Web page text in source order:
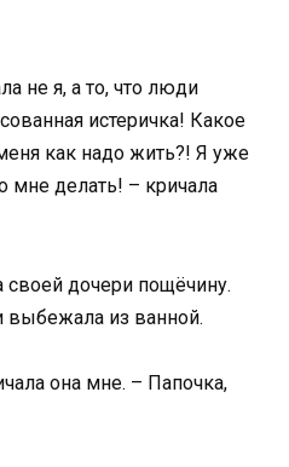
не я, а то, что люди
истеричка! Какое
как надо жить?! Я уже
мне делать! – кричала
своей дочери пощёчину.
выбежала из ванной.
она мне. – Папочка,